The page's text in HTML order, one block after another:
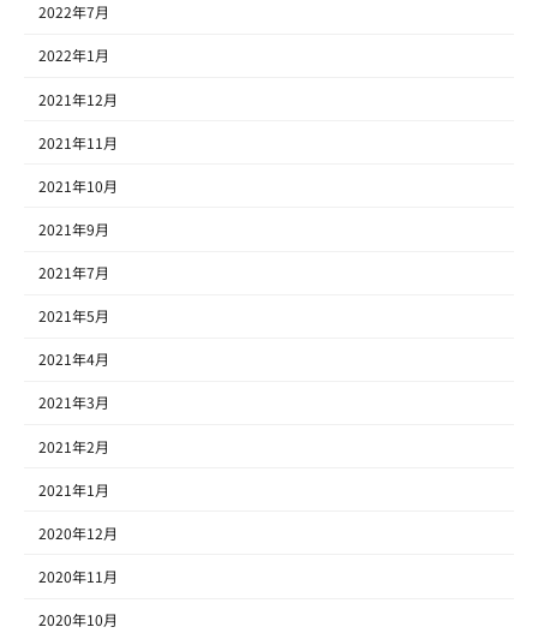
2022年7月
2022年1月
2021年12月
2021年11月
2021年10月
2021年9月
2021年7月
2021年5月
2021年4月
2021年3月
2021年2月
2021年1月
2020年12月
2020年11月
2020年10月